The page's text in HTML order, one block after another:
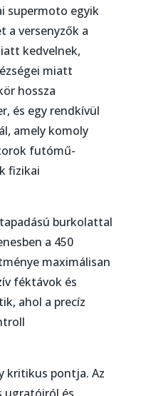
supermoto egyik
a versenyzők a
kedvelnek,
miatt
hossza
és egy rendkívül
amely komoly
futómű-
fizikai
burkolattal
a 450
maximálisan
féktávok és
ahol a precíz
kritikus pontja. Az